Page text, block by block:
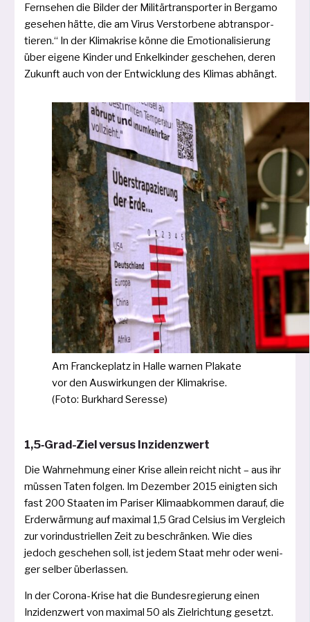
Fernsehen die Bilder der Militärtransporter in Bergamo
gese­hen hät­te, die am Virus Verstorbene abtrans­por­
tie­ren.“ In der Klimakrise kön­ne die Emotionalisierung
über eige­ne Kinder und Enkelkinder gesche­hen, deren
Zukunft auch von der Entwicklung des Klimas abhängt.
Am Franckeplatz in Halle war­nen Plakate
vor den Auswirkungen der Klimakrise.
(Foto: Burkhard Seresse)
1,5‑Grad-Ziel versus Inzidenzwert
Die Wahrnehmung einer Krise allein reicht nicht – aus ihr
müs­sen Taten fol­gen. Im Dezember 2015 einig­ten sich
fast 200 Staaten im Pariser Klimaabkommen dar­auf, die
Erderwärmung auf maxi­mal 1,5 Grad Celsius im Vergleich
zur vor­in­dus­tri­el­len Zeit zu beschrän­ken. Wie dies
jedoch gesche­hen soll, ist jedem Staat mehr oder weni­
ger sel­ber überlassen.
In der Corona-Krise hat die Bundesregierung einen
Inzidenzwert von maxi­mal 50 als Zielrichtung gesetzt.